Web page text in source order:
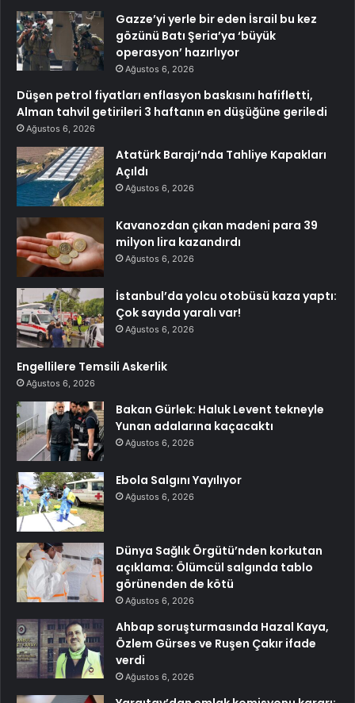
Gazze’yi yerle bir eden İsrail bu kez
gözünü Batı Şeria’ya ‘büyük
operasyon’ hazırlıyor
Ağustos 6, 2026
Düşen petrol fiyatları enflasyon baskısını hafifletti,
Alman tahvil getirileri 3 haftanın en düşüğüne geriledi
Ağustos 6, 2026
Atatürk Barajı’nda Tahliye Kapakları
Açıldı
Ağustos 6, 2026
Kavanozdan çıkan madeni para 39
milyon lira kazandırdı
Ağustos 6, 2026
İstanbul’da yolcu otobüsü kaza yaptı:
Çok sayıda yaralı var!
Ağustos 6, 2026
Engellilere Temsili Askerlik
Ağustos 6, 2026
Bakan Gürlek: Haluk Levent tekneyle
Yunan adalarına kaçacaktı
Ağustos 6, 2026
Ebola Salgını Yayılıyor
Ağustos 6, 2026
Dünya Sağlık Örgütü’nden korkutan
açıklama: Ölümcül salgında tablo
görünenden de kötü
Ağustos 6, 2026
Ahbap soruşturmasında Hazal Kaya,
Özlem Gürses ve Ruşen Çakır ifade
verdi
Ağustos 6, 2026